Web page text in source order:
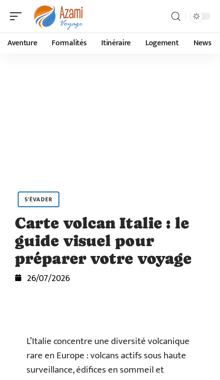
Aventure Formalités Itinéraire Logement News
S'ÉVADER
Carte volcan Italie : le
guide visuel pour
préparer votre voyage
26/07/2026
L’Italie concentre une diversité volcanique
rare en Europe : volcans actifs sous haute
surveillance, édifices en sommeil et